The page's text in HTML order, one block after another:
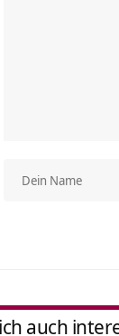
auch